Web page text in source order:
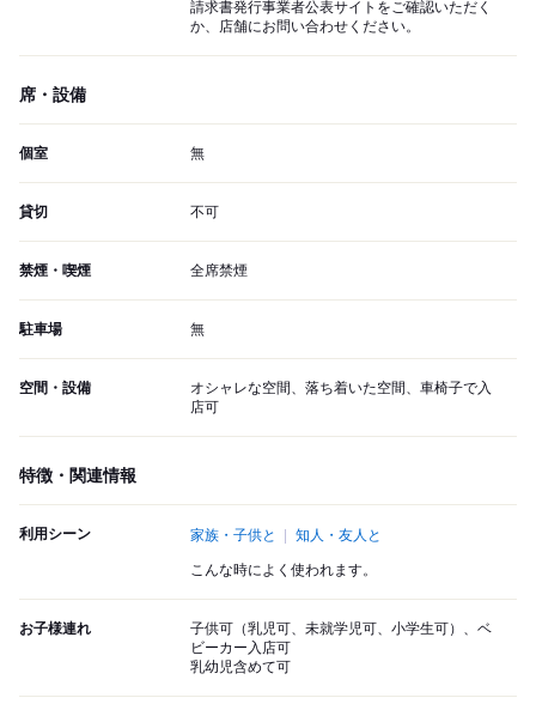
請求書発行事業者公表サイトをご確認いただく
か、店舗にお問い合わせください。
席・設備
個室 無
貸切 不可
禁煙・喫煙 全席禁煙
駐車場 無
空間・設備
オシャレな空間、落ち着いた空間、車椅子で入
店可
特徴・関連情報
利用シーン 家族・子供と 知人・友人と
こんな時によく使われます。
お子様連れ
子供可（乳児可、未就学児可、小学生可）、ベ
ビーカー入店可
乳幼児含めて可